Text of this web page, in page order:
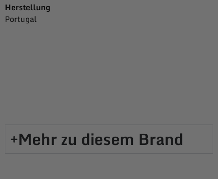
Herstellung
Portugal
Mehr zu diesem Brand​